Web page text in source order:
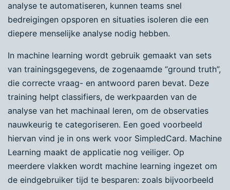
analyse te automatiseren, kunnen teams snel
bedreigingen opsporen en situaties isoleren die een
diepere menselijke analyse nodig hebben.
In machine learning wordt gebruik gemaakt van sets
van trainingsgegevens, de zogenaamde “ground truth”,
die correcte vraag- en antwoord paren bevat. Deze
training helpt classifiers, de werkpaarden van de
analyse van het machinaal leren, om de observaties
nauwkeurig te categoriseren. Een goed voorbeeld
hiervan vind je in ons werk voor SimpledCard. Machine
Learning maakt de applicatie nog veiliger. Op
meerdere vlakken wordt machine learning ingezet om
de eindgebruiker tijd te besparen: zoals bijvoorbeeld